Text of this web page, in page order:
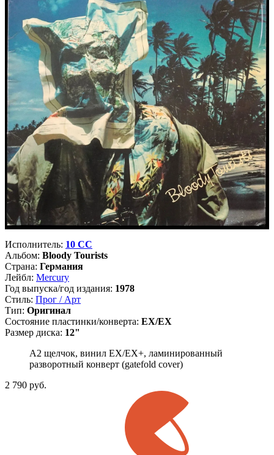
Исполнитель: 10 CC
Альбом: Bloody Tourists
Страна: Германия
Лейбл: Mercury
Год выпуска/год издания: 1978
Стиль: Прог / Арт
Тип: Оригинал
Состояние пластинки/конверта: EX/EX
Размер диска: 12"
A2 щелчок, винил EX/EX+, ламинированный
разворотный конверт (gatefold cover)
2 790 руб.